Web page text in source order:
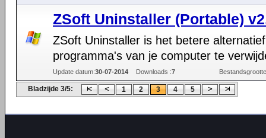
ZSoft Uninstaller (Portable)
ZSoft Uninstaller is het betere
programma's van je computer te
Update datum:30-07-2014 Downloads :7
Bladzijde 3/5: 1 2 3 4 5